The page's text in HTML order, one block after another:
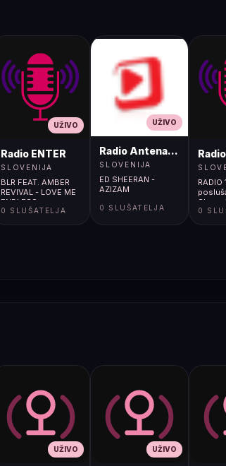
UŽIVO
Radio ENTER
SLOVENIJA
BLR FEAT. AMBER
REVIVAL - LOVE ME
ENDLESS
0 SLUŠATELJA
UŽIVO
Radio Antena (105.2MHz)
SLOVENIJA
ED SHEERAN -
AZIZAM
0 SLUŠATELJA
RADIO
0
UŽIVO UŽIVO